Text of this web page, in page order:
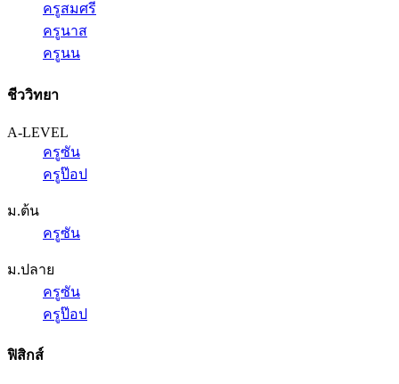
ครูสมศรี
ครูนาส
ครูนน
ชีววิทยา
A-LEVEL
ครูซัน
ครูป๊อป
ม.ต้น
ครูซัน
ม.ปลาย
ครูซัน
ครูป๊อป
ฟิสิกส์